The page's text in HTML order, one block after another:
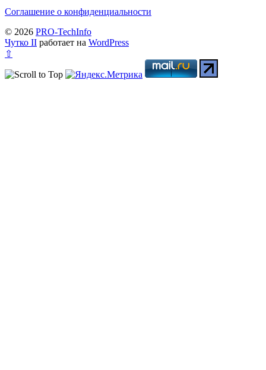
Соглашение о конфиденциальности
© 2026 PRO-TechInfo
Чутко II работает на WordPress
⇧